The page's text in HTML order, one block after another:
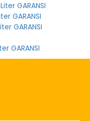
GARANSI
GARANSI
GARANSI
GARANSI